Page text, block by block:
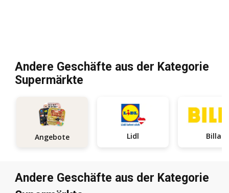
Andere Geschäfte aus der Kategorie
Supermärkte
Angebote Lidl Billa
Andere Geschäfte aus der Kategorie